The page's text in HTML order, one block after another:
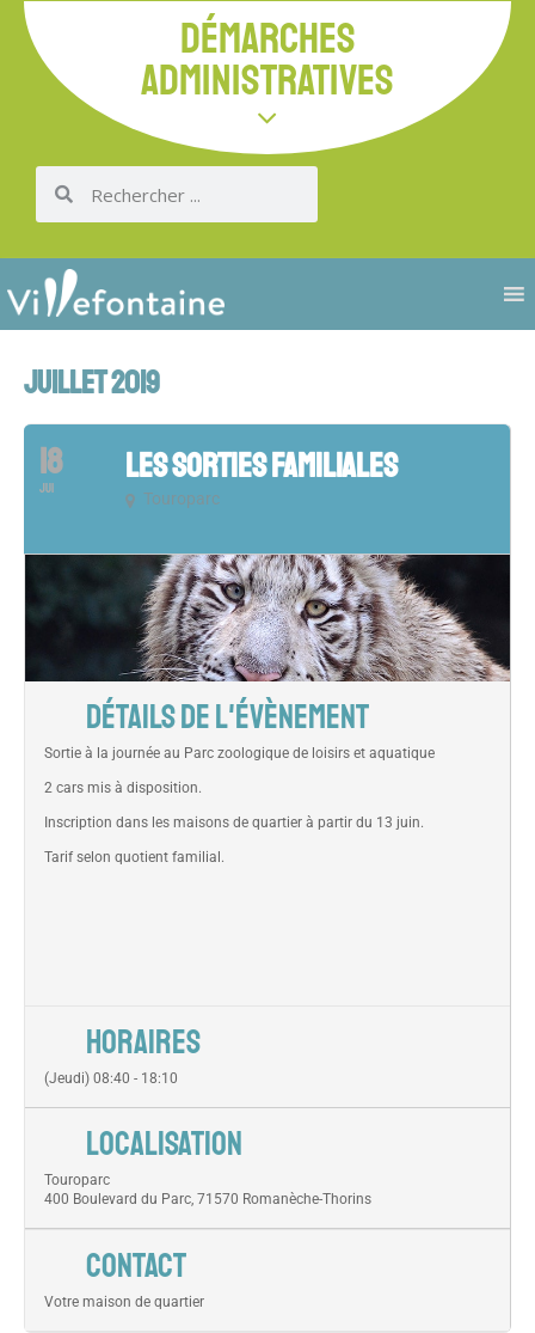
DÉMARCHES
ADMINISTRATIVES
JUILLET 2019
18
JUI
LES SORTIES FAMILIALES
Touroparc
DÉTAILS DE L'ÉVÈNEMENT
Sortie à la journée au Parc zoologique de loisirs et aquatique
2 cars mis à disposition.
Inscription dans les maisons de quartier à partir du 13 juin.
Tarif selon quotient familial.
HORAIRES
(Jeudi) 08:40 - 18:10
LOCALISATION
Touroparc
400 Boulevard du Parc, 71570 Romanèche-Thorins
CONTACT
Votre maison de quartier